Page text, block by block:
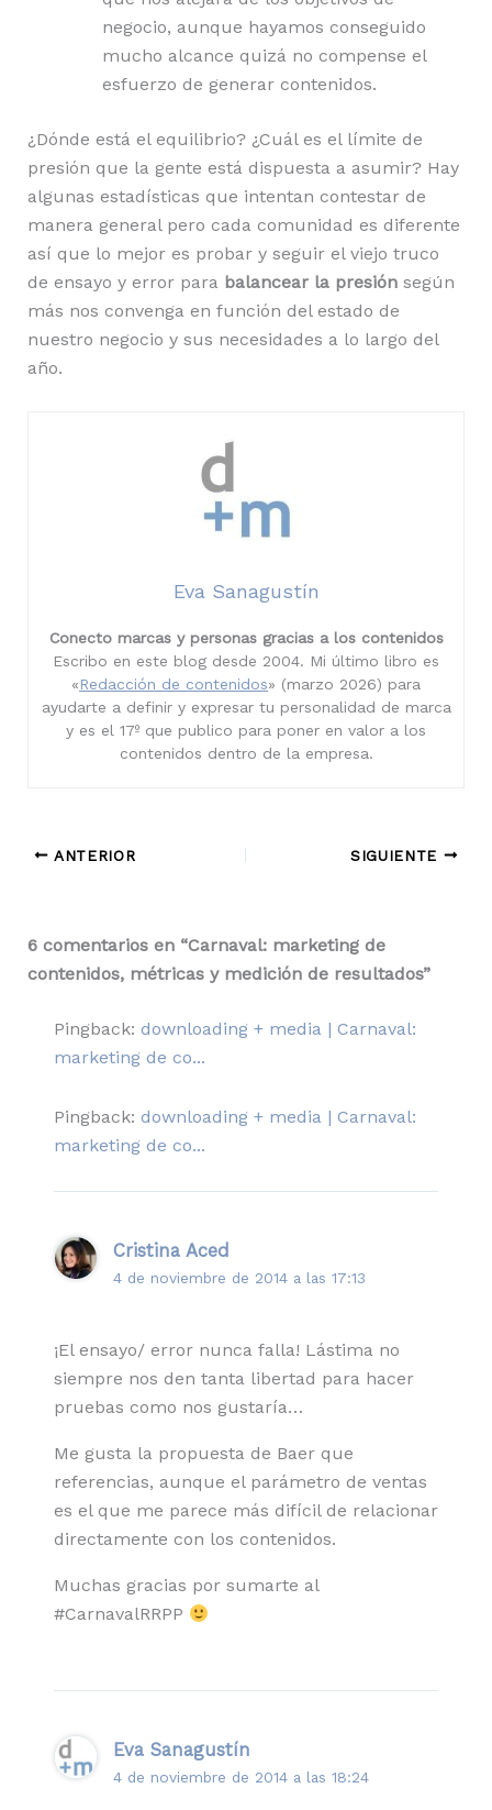
negocio, aunque hayamos conseguido
mucho alcance quizá no compense el
esfuerzo de generar contenidos.
¿Dónde está el equilibrio? ¿Cuál es el límite de
presión que la gente está dispuesta a asumir? Hay
algunas estadísticas que intentan contestar de
manera general pero cada comunidad es diferente
así que lo mejor es probar y seguir el viejo truco
de ensayo y error para balancear la presiónsegún
más nos convenga en función del estado de
nuestro negocio y sus necesidades a lo largo del
año.
Eva Sanagustín
Conecto marcas y personas gracias a los contenidos
Escribo en este blog desde 2004. Mi último libro es
«Redacción de contenidos» (marzo 2026) para
ayudarte a definir y expresar tu personalidad de marca
y es el 17º que publico para poner en valor a los
contenidos dentro de la empresa.
ANTERIOR SIGUIENTE
6 comentarios en “Carnaval: marketing de
contenidos, métricas y medición de resultados”
Pingback: downloading + media | Carnaval:
marketing de co...
Pingback: downloading + media | Carnaval:
marketing de co...
Cristina Aced
4 de noviembre de 2014 a las 17:13
¡El ensayo/ error nunca falla! Lástima no
siempre nos den tanta libertad para hacer
pruebas como nos gustaría…
Me gusta la propuesta de Baer que
referencias, aunque el parámetro de ventas
es el que me parece más difícil de relacionar
directamente con los contenidos.
Muchas gracias por sumarte al
#CarnavalRRPP
Eva Sanagustín
4 de noviembre de 2014 a las 18:24